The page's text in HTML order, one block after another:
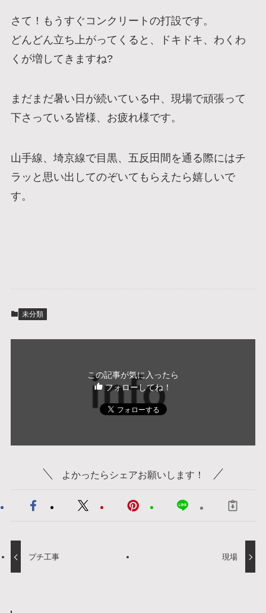
さて！もうすぐコンクリートの打設です。
どんどん立ち上がってくると、ドキドキ、わくわ
くが増してきますね?
まだまだ暑い日が続いている中、現場で頑張って
下さっている皆様、お疲れ様です。
山手線、埼京線で目黒、五反田間を通る際にはチ
ラッと思い出してのぞいてもらえたら嬉しいで
す。
未分類
この記事が気に入ったら
フォローしてね！
よかったらシェアお願いします！
プチ工事 現場